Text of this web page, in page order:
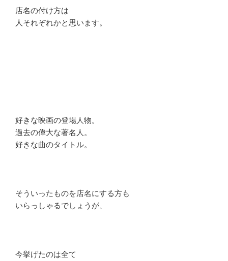
店名の付け方は
人それぞれかと思います。
好きな映画の登場人物。
過去の偉大な著名人。
好きな曲のタイトル。
そういったものを店名にする方も
いらっしゃるでしょうが、
今挙げたのは全て